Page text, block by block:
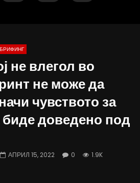
лесно
флексибилна држава
ДАМЈАН ВАРОШЛИЈА
не влегол во
не може да
чувството за
доведено под
АПРИЛ 15, 2022 0
1.9K